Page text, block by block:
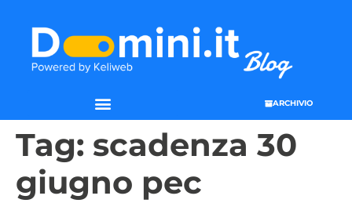
ARCHIVIO
Tag: scadenza 30
giugno pec